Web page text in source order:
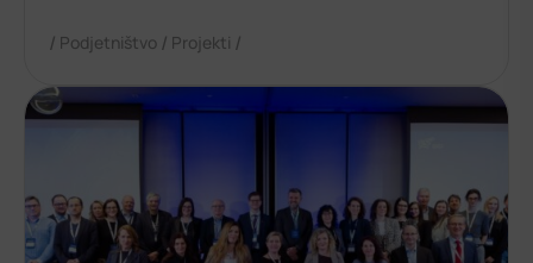
/ Podjetništvo / Projekti /